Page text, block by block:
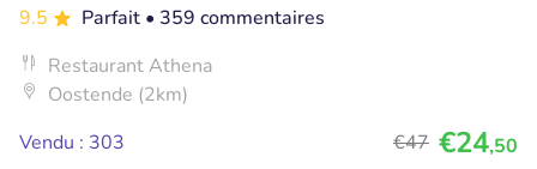
9.5
Parfait • 359 commentaires
Restaurant Athena
Oostende (2km)
Vendu : 303
€47 €24,50